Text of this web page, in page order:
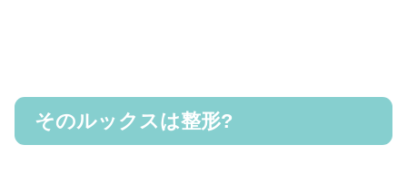
そのルックスは整形?